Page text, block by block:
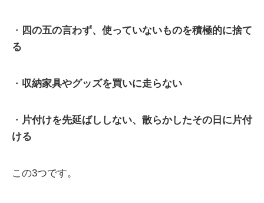
・ 四の五の言わず、使っていないものを積極的に捨て
る
・ 収納家具やグッズを買いに走らない
・ 片付けを先延ばししない、散らかしたその日に片付
ける
この3つです。